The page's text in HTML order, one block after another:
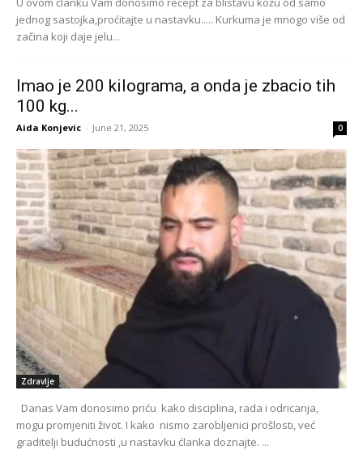
jednog sastojka,proćitajte u nastavku..... Kurkuma je mnogo više od
začina koji daje jelu...
Imao je 200 kilograma, a onda je zbacio tih
100 kg...
Aida Konjevic - June 21, 2025 0
Zdravlje
Danas Vam donosimo priću kako disciplina, rada i odricanja,
mogu promjeniti život. I kako nismo zarobljenici prošlosti, već
graditelji budućnosti ,u nastavku ćlanka doznajte. ...